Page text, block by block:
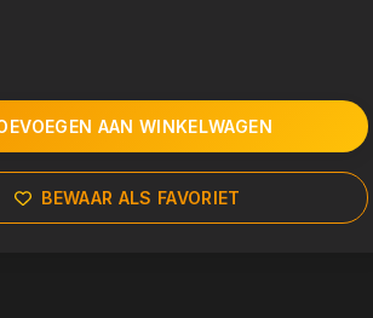
AAN WINKELWAGEN
BEWAAR ALS FAVORIET